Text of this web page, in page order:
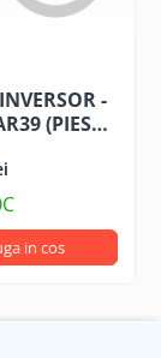
-
(PIESE
in cos